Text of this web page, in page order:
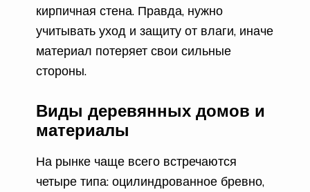
кирпичная стена. Правда, нужно
учитывать уход и защиту от влаги, иначе
материал потеряет свои сильные
стороны.
Виды деревянных домов и
материалы
На рынке чаще всего встречаются
четыре типа: оцилиндрованное бревно,